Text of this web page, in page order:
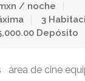
/ noche
3
Depósito
área de cine